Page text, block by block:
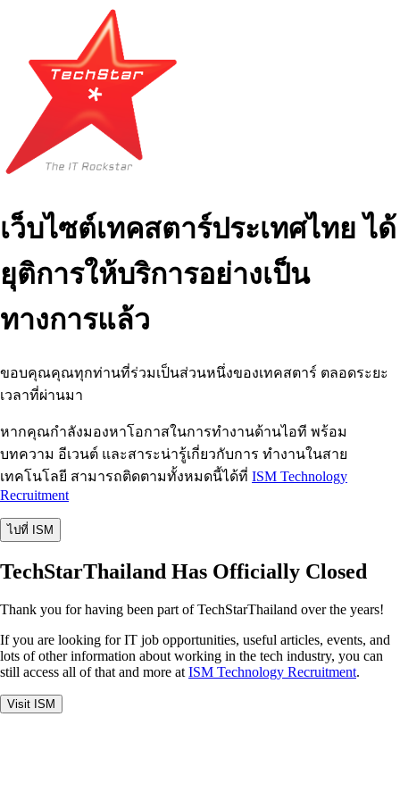
เว็บไซต์เทคสตาร์ประเทศไทย ได้
ยุติการให้บริการอย่างเป็น
ทางการแล้ว
ขอบคุณคุณทุกท่านที่ร่วมเป็นส่วนหนึ่งของเทคสตาร์ ตลอดระยะ
เวลาที่ผ่านมา
หากคุณกำลังมองหาโอกาสในการทำงานด้านไอที พร้อม
บทความ อีเวนต์ และสาระน่ารู้เกี่ยวกับการ ทำงานในสาย
เทคโนโลยี สามารถติดตามทั้งหมดนี้ได้ที่ ISM Technology
Recruitment
ไปที่ ISM
TechStarThailand Has Officially Closed
Thank you for having been part of TechStarThailand over the years!
If you are looking for IT job opportunities, useful articles, events, and
lots of other information about working in the tech industry, you can
still access all of that and more at ISM Technology Recruitment.
Visit ISM